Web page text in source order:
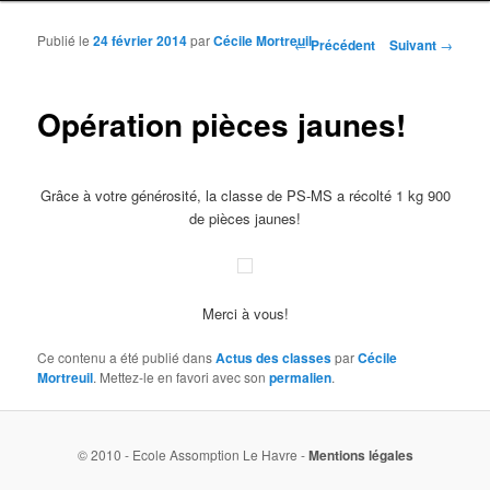
Navigation des articles
←Précédent Suivant →
Opération pièces jaunes!
Publié le24 février 2014parCécile Mortreuil
Grâce à votre générosité, la classe de PS-MS a récolté 1 kg 900
de pièces jaunes!
Merci à vous!
Ce contenu a été publié dansActus des classesparCécile
Mortreuil. Mettez-le en favori avec sonpermalien.
© 2010 - Ecole Assomption Le Havre -Mentions légales